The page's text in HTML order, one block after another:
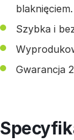
blaknięciem.
Szybka i
Gwarancja